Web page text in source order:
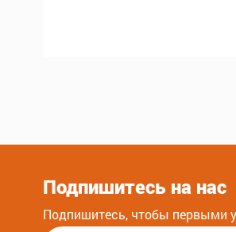
Подпишитесь на нас
Подпишитесь, чтобы первыми